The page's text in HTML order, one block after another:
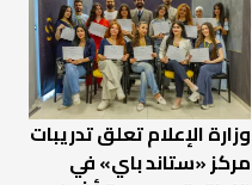
وزارة الإعلام تعلق تدريبات
مركز «ستاند باي» في